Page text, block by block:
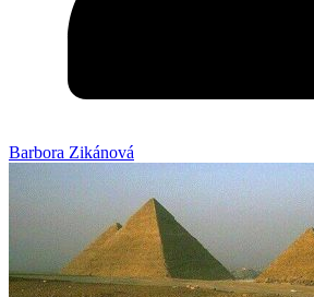
Barbora Zikánová